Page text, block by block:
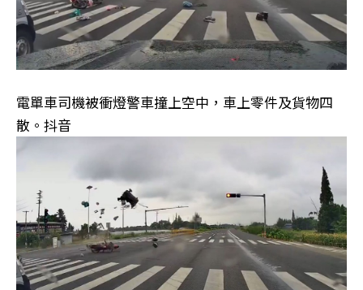
電單車司機被衝燈警車撞上空中，車上零件及貨物四
散。抖音